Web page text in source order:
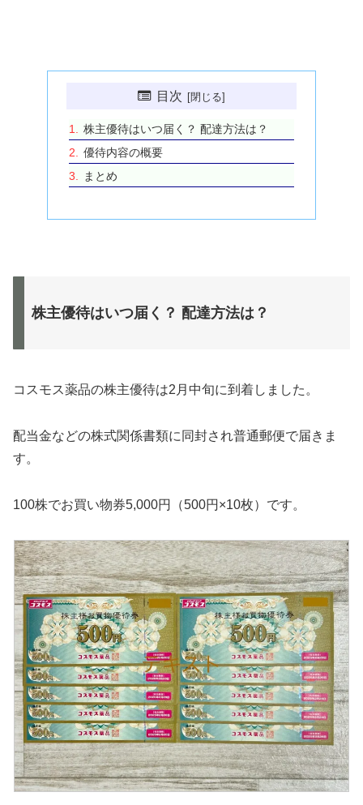
目次
株主優待はいつ届く？ 配達方法は？
優待内容の概要
まとめ
株主優待はいつ届く？ 配達方法は？
コスモス薬品の株主優待は2月中旬に到着しました。
配当金などの株式関係書類に同封され普通郵便で届きま
す。
100株でお買い物券5,000円（500円×10枚）です。